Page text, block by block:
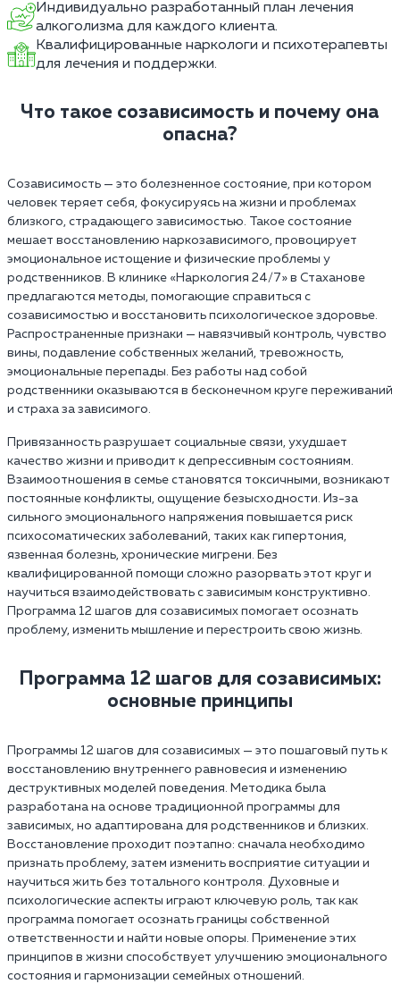
Индивидуально разработанный план лечения
алкоголизма для каждого клиента.
Квалифицированные наркологи и психотерапевты
для лечения и поддержки.
Что такое созависимость и почему она
опасна?
Созависимость — это болезненное состояние, при котором
человек теряет себя, фокусируясь на жизни и проблемах
близкого, страдающего зависимостью. Такое состояние
мешает восстановлению наркозависимого, провоцирует
эмоциональное истощение и физические проблемы у
родственников. В клинике «Наркология 24/7» в Стаханове
предлагаются методы, помогающие справиться с
созависимостью и восстановить психологическое здоровье.
Распространенные признаки — навязчивый контроль, чувство
вины, подавление собственных желаний, тревожность,
эмоциональные перепады. Без работы над собой
родственники оказываются в бесконечном круге переживаний
и страха за зависимого.
Привязанность разрушает социальные связи, ухудшает
качество жизни и приводит к депрессивным состояниям.
Взаимоотношения в семье становятся токсичными, возникают
постоянные конфликты, ощущение безысходности. Из-за
сильного эмоционального напряжения повышается риск
психосоматических заболеваний, таких как гипертония,
язвенная болезнь, хронические мигрени. Без
квалифицированной помощи сложно разорвать этот круг и
научиться взаимодействовать с зависимым конструктивно.
Программа 12 шагов для созависимых помогает осознать
проблему, изменить мышление и перестроить свою жизнь.
Программа 12 шагов для созависимых:
основные принципы
Программы 12 шагов для созависимых — это пошаговый путь к
восстановлению внутреннего равновесия и изменению
деструктивных моделей поведения. Методика была
разработана на основе традиционной программы для
зависимых, но адаптирована для родственников и близких.
Восстановление проходит поэтапно: сначала необходимо
признать проблему, затем изменить восприятие ситуации и
научиться жить без тотального контроля. Духовные и
психологические аспекты играют ключевую роль, так как
программа помогает осознать границы собственной
ответственности и найти новые опоры. Применение этих
принципов в жизни способствует улучшению эмоционального
состояния и гармонизации семейных отношений.